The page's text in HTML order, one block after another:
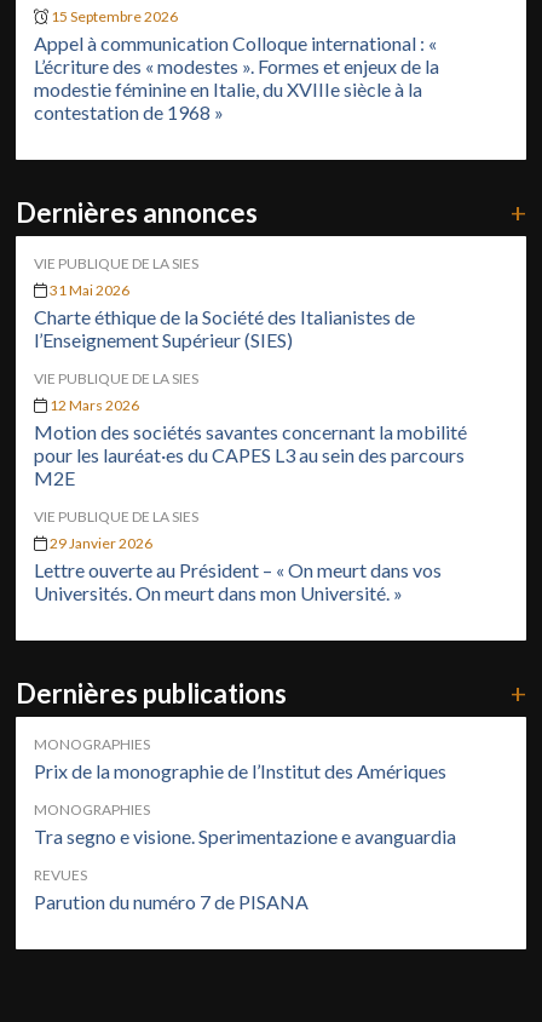
15 Septembre 2026
Appel à communication Colloque international : «
L’écriture des « modestes ». Formes et enjeux de la
modestie féminine en Italie, du XVIIIe siècle à la
contestation de 1968 »
Dernières annonces +
VIE PUBLIQUE DE LA SIES
31 Mai 2026
Charte éthique de la Société des Italianistes de
l’Enseignement Supérieur (SIES)
VIE PUBLIQUE DE LA SIES
12 Mars 2026
Motion des sociétés savantes concernant la mobilité
pour les lauréat·es du CAPES L3 au sein des parcours
M2E
VIE PUBLIQUE DE LA SIES
29 Janvier 2026
Lettre ouverte au Président – « On meurt dans vos
Universités. On meurt dans mon Université. »
Dernières publications +
MONOGRAPHIES
Prix de la monographie de l’Institut des Amériques
MONOGRAPHIES
Tra segno e visione. Sperimentazione e avanguardia
REVUES
Parution du numéro 7 de PISANA